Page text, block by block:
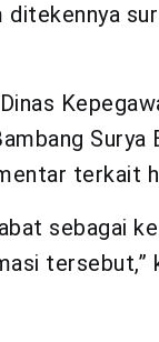
ditekennya
terkait
sebagai
tersebut,”